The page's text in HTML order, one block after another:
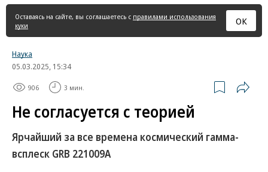
страница
Оставаясь на сайте, вы соглашаетесь с правилами использования
куки
ОК
Наука
05.03.2025, 15:34
906 3 мин.
Не согласуется с теорией
Ярчайший за все времена космический гамма-
всплеск GRB 221009A